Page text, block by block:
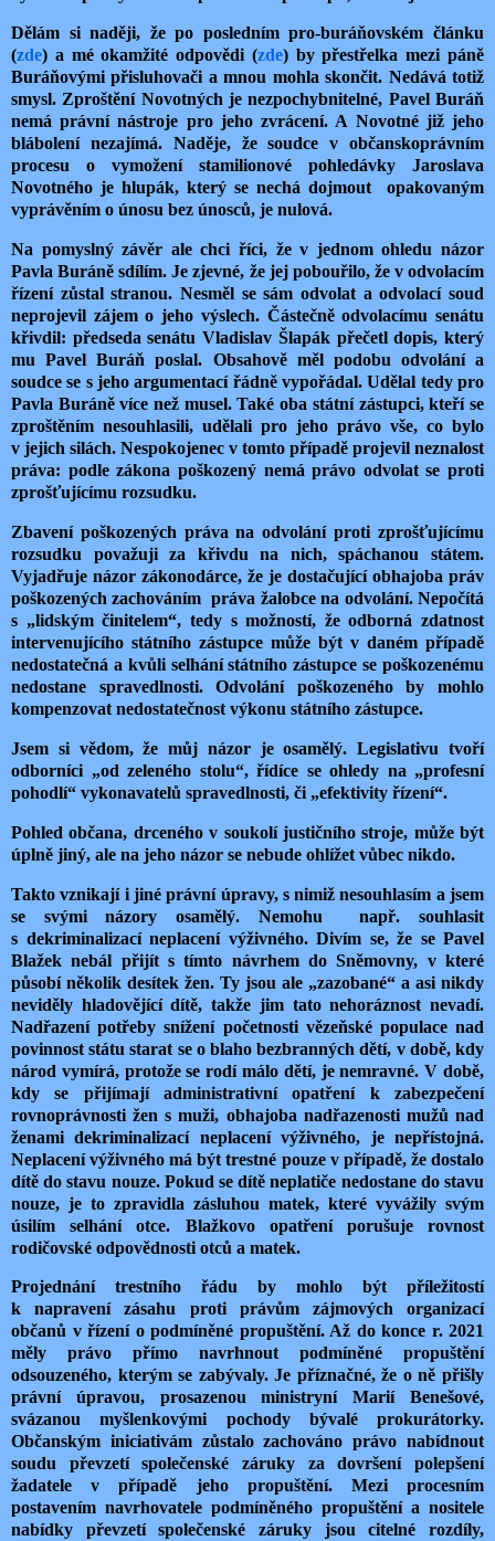
Dělám si naději, že po posledním pro-buráňovském článku
(zde) a mé okamžité odpovědi (zde) by přestřelka mezi páně
Buráňovými přisluhovači a mnou mohla skončit. Nedává totiž
smysl. Zproštění Novotných je nezpochybnitelné, Pavel Buráň
nemá právní nástroje pro jeho zvrácení. A Novotné již jeho
blábolení nezajímá. Naděje, že soudce v občanskoprávním
procesu o vymožení stamilionové pohledávky Jaroslava
Novotného je hlupák, který se nechá dojmout opakovaným
vyprávěním o únosu bez únosců, je nulová.
Na pomyslný závěr ale chci říci, že v jednom ohledu názor
Pavla Buráně sdílím. Je zjevné, že jej pobouřilo, že v odvolacím
řízení zůstal stranou. Nesměl se sám odvolat a odvolací soud
neprojevil zájem o jeho výslech. Částečně odvolacímu senátu
křivdil: předseda senátu Vladislav Šlapák přečetl dopis, který
mu Pavel Buráň poslal. Obsahově měl podobu odvolání a
soudce se s jeho argumentací řádně vypořádal. Udělal tedy pro
Pavla Buráně více než musel. Také oba státní zástupci, kteří se
zproštěním nesouhlasili, udělali pro jeho právo vše, co bylo
v jejich silách. Nespokojenec v tomto případě projevil neznalost
práva: podle zákona poškozený nemá právo odvolat se proti
zprošťujícímu rozsudku.
Zbavení poškozených práva na odvolání proti zprošťujícímu
rozsudku považuji za křivdu na nich, spáchanou státem.
Vyjadřuje názor zákonodárce, že je dostačující obhajoba práv
poškozených zachováním práva žalobce na odvolání. Nepočítá
s „lidským činitelem“, tedy s možností, že odborná zdatnost
intervenujícího státního zástupce může být v daném případě
nedostatečná a kvůli selhání státního zástupce se poškozenému
nedostane spravedlnosti. Odvolání poškozeného by mohlo
kompenzovat nedostatečnost výkonu státního zástupce.
Jsem si vědom, že můj názor je osamělý. Legislativu tvoří
odborníci „od zeleného stolu“, řídíce se ohledy na „profesní
pohodlí“ vykonavatelů spravedlnosti, či „efektivity řízení“.
Pohled občana, drceného v soukolí justičního stroje, může být
úplně jiný, ale na jeho názor se nebude ohlížet vůbec nikdo.
Takto vznikají i jiné právní úpravy, s nimiž nesouhlasím a jsem
se svými názory osamělý. Nemohu např. souhlasit
s dekriminalizací neplacení výživného. Divím se, že se Pavel
Blažek nebál přijít s tímto návrhem do Sněmovny, v které
působí několik desítek žen. Ty jsou ale „zazobané“ a asi nikdy
neviděly hladovějící dítě, takže jim tato nehoráznost nevadí.
Nadřazení potřeby snížení početnosti vězeňské populace nad
povinnost státu starat se o blaho bezbranných dětí, v době, kdy
národ vymírá, protože se rodí málo dětí, je nemravné. V době,
kdy se přijímají administrativní opatření k zabezpečení
rovnoprávnosti žen s muži, obhajoba nadřazenosti mužů nad
ženami dekriminalizací neplacení výživného, je nepřístojná.
Neplacení výživného má být trestné pouze v případě, že dostalo
dítě do stavu nouze. Pokud se dítě neplatiče nedostane do stavu
nouze, je to zpravidla zásluhou matek, které vyvážily svým
úsilím selhání otce. Blažkovo opatření porušuje rovnost
rodičovské odpovědnosti otců a matek.
Projednání trestního řádu by mohlo být příležitostí
k napravení zásahu proti právům zájmových organizací
občanů v řízení o podmíněné propuštění. Až do konce r. 2021
měly právo přímo navrhnout podmíněné propuštění
odsouzeného, kterým se zabývaly. Je příznačné, že o ně přišly
právní úpravou, prosazenou ministryní Marií Benešové,
svázanou myšlenkovými pochody bývalé prokurátorky.
Občanským iniciativám zůstalo zachováno právo nabídnout
soudu převzetí společenské záruky za dovršení polepšení
žadatele v případě jeho propuštění. Mezi procesním
postavením navrhovatele podmíněného propuštění a nositele
nabídky převzetí společenské záruky jsou citelné rozdíly,